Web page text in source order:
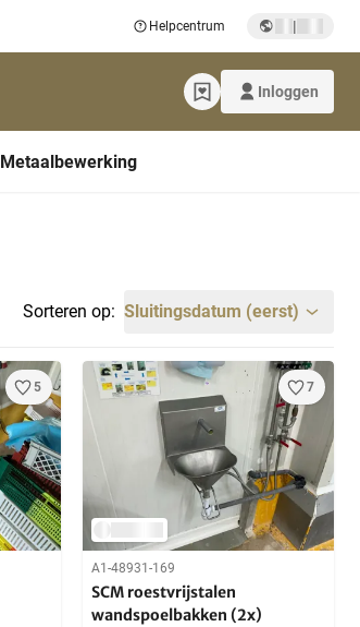
Helpcentrum |
Inloggen
Metaalbewerking
Sorteren op: Sluitingsdatum (eerst)
5 7
A1-48931-169
SCM roestvrijstalen
wandspoelbakken (2x)